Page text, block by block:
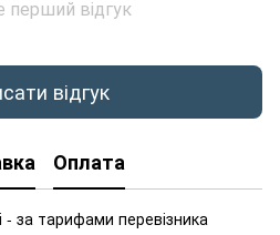
перший відгук
відгук
Оплата
за тарифами перевізника